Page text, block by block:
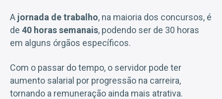
A jornada de trabalho, na maioria dos concursos, é
de 40 horas semanais, podendo ser de 30 horas
em alguns órgãos específicos.
Com o passar do tempo, o servidor pode ter
aumento salarial por progressão na carreira,
tornando a remuneração ainda mais atrativa.